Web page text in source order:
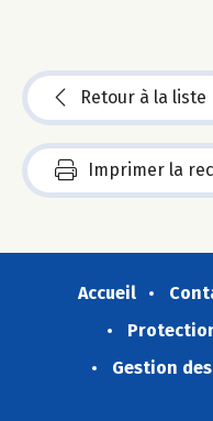
Retour à la liste
Imprimer la
Accueil
Gestion